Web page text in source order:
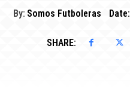
By: Somos Futboleras Date:
SHARE: